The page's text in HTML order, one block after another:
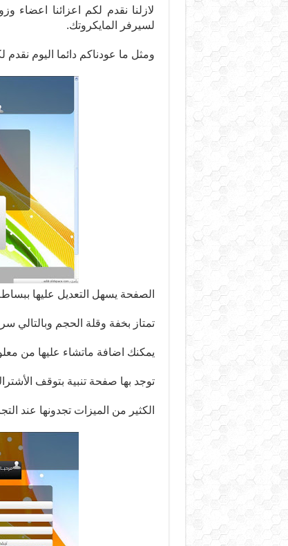
لازلنا نقدم لكم اعزائنا
لسيرفر المايكروتك.
ومثل ما عودناكم دائما اليوم
الصفحة يسهل التعديل عليها
تمتاز بخفة وقلة الحجم وبالتالي
يمكنك اضافة ماتشاء عليها من
توجد بها صفحة تنبية بتوقف
الكثير من الميزات تجدونها عند